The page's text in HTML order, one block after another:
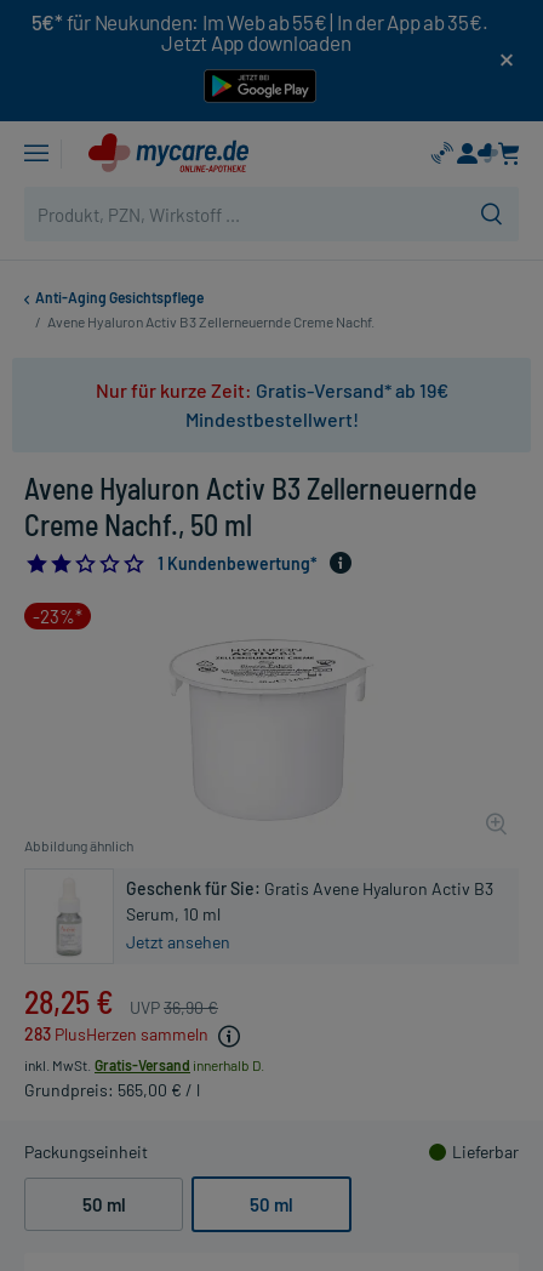
5€* für Neukunden: Im Web ab 55€ | In der App ab 35€.
Jetzt App downloaden
Anti-Aging Gesichtspflege
/ Avene Hyaluron Activ B3 Zellerneuernde Creme Nachf.
Nur für kurze Zeit: Gratis-Versand* ab 19€
Mindestbestellwert!
Avene Hyaluron Activ B3 Zellerneuernde
Creme Nachf., 50 ml
2.0
1 Kundenbewertung*
-23%*
Abbildung ähnlich
Geschenk für Sie: Gratis Avene Hyaluron Activ B3
Serum, 10 ml
Jetzt ansehen
28,25 € UVP36,90 €
283 PlusHerzen sammeln
inkl. MwSt. Gratis-Versand innerhalb D.
Grundpreis: 565,00 € / l
Packungseinheit Lieferbar
50 ml 50 ml